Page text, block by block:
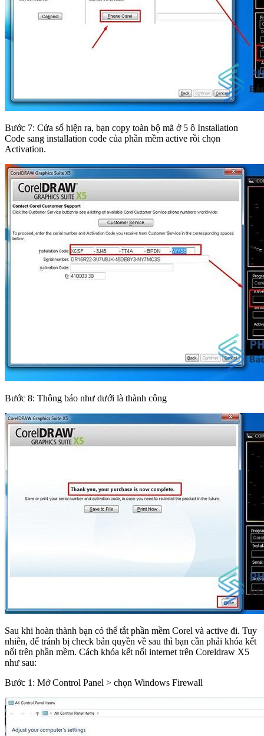
Bước 7: Cửa sổ hiện ra, bạn copy toàn bộ mã ở 5 ô Installation
Code sang installation code của phần mềm active rồi chọn
Activation.
Bước 8: Thông báo như dưới là thành công
Sau khi hoàn thành bạn có thể tắt phần mềm Corel và active đi. Tuy
nhiên, để tránh bị check bản quyền về sau thì bạn cần phải khóa kết
nối trên phần mềm. Cách khóa kết nối internet trên Coreldraw X5
như sau:
Bước 1: Mở Control Panel > chọn Windows Firewall